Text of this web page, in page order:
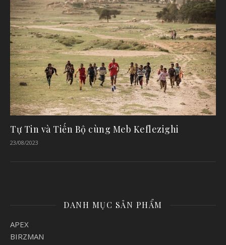
Tự Tin và Tiến Bộ cùng Meb Keflezighi
23/08/2023
DANH MỤC SẢN PHẨM
APEX
BIRZMAN